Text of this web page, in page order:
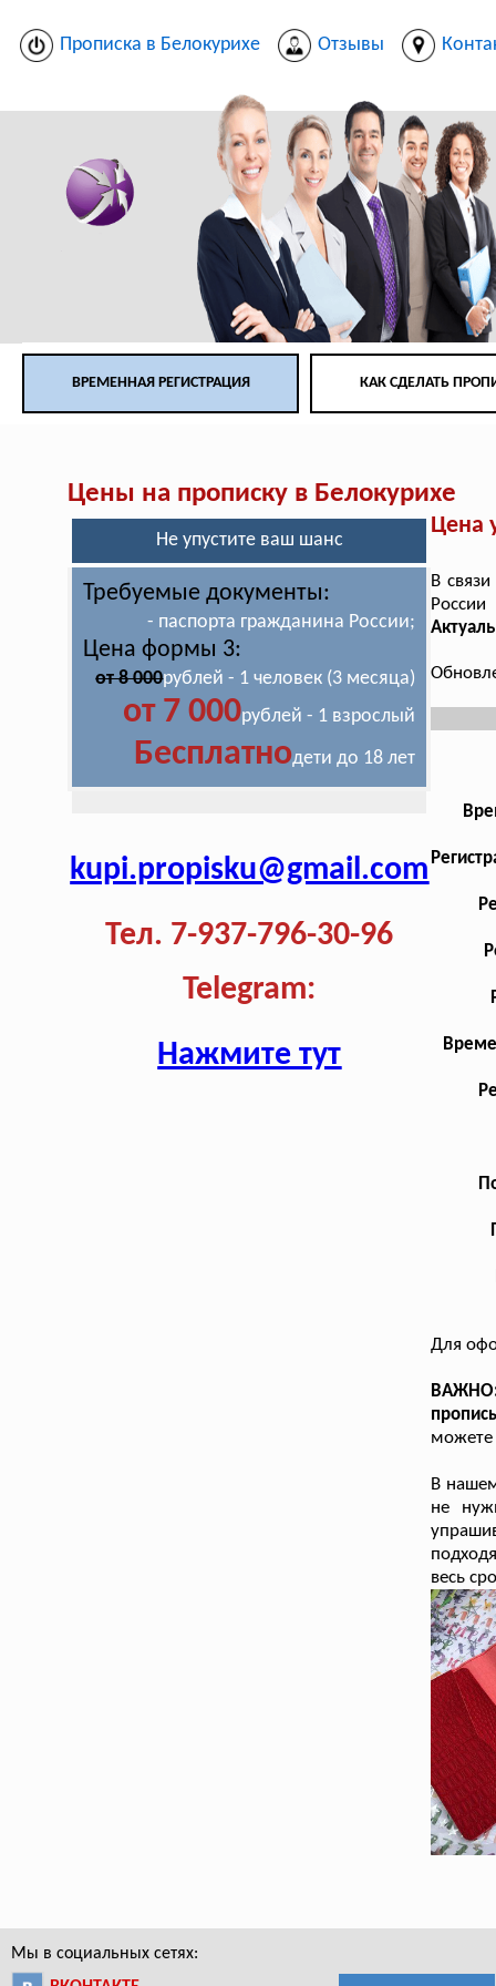
Прописка в Белокурихе Отзывы
ВРЕМЕННАЯ РЕГИСТРАЦИЯ КАК СДЕЛАТЬ
Цены на прописку в Белокурихе
Не упустите ваш шанс
Требуемые документы:
- паспорта гражданина России;
Цена формы 3:
от 8 000рублей - 1 человек (3 месяца)
от 7 000рублей - 1 взрослый
Бесплатнодети до 18 лет
kupi.propisku@gmail.com
Тел. 7-937-796-30-96
Telegram:
Нажмите тут
Цена
В
Для
ВАЖНО:
можете
В
не
весь
Мы в социальных сетях: